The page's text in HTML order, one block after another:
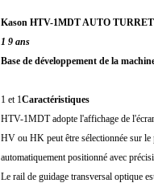
Kason HTV-1MDT AUTO
1 9 ans
Base de développement de la
1 et 1Caractéristiques
HTV-1MDT adopte l'affichage de
HV ou HK peut être sélectionnée sur le
automatiquement positionné avec
Le rail de guidage transversal optique